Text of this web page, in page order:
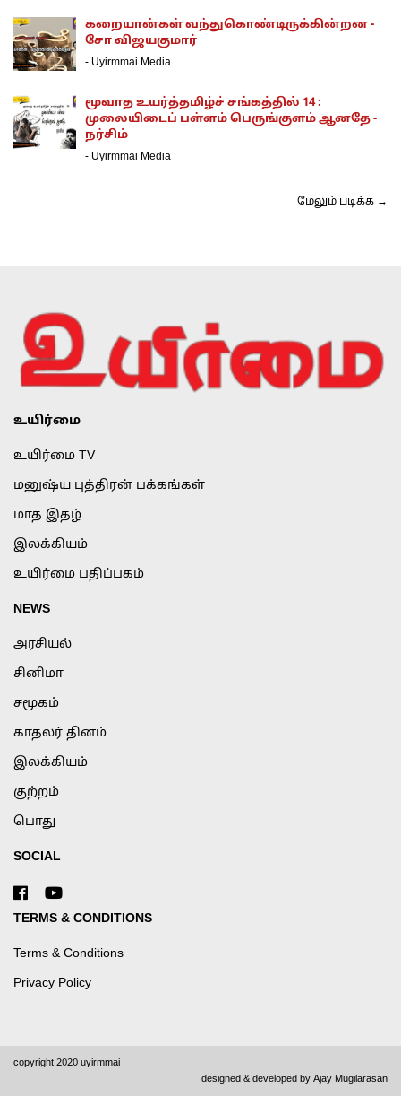
கறையான்கள் வந்துகொண்டிருக்கின்றன -
சோ விஜயகுமார்
- Uyirmmai Media
மூவாத உயர்த்தமிழ்ச் சங்கத்தில் 14 :
முலையிடைப் பள்ளம் பெருங்குளம் ஆனதே -
நர்சிம்
- Uyirmmai Media
மேலும் படிக்க →
உயிர்மை
உயிர்மை TV
மனுஷ்ய புத்திரன் பக்கங்கள்
மாத இதழ்
இலக்கியம்
உயிர்மை பதிப்பகம்
NEWS
அரசியல்
சினிமா
சமூகம்
காதலர் தினம்
இலக்கியம்
குற்றம்
பொது
SOCIAL
TERMS & CONDITIONS
Terms & Conditions
Privacy Policy
copyright 2020 uyirmmai
designed & developed by Ajay Mugilarasan